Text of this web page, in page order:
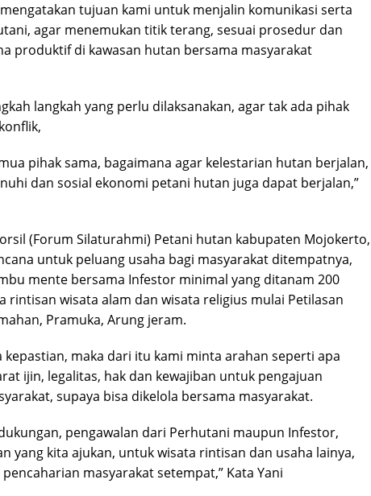
tujuan kami untuk menjalin komunikasi serta
agar menemukan titik terang, sesuai prosedur dan
produktif di kawasan hutan bersama masyarakat
langkah yang perlu dilaksanakan, agar tak ada pihak
pihak sama, bagaimana agar kelestarian hutan berjalan,
dan sosial ekonomi petani hutan juga dapat berjalan,”
(Forum Silaturahmi) Petani hutan kabupaten Mojokerto,
untuk peluang usaha bagi masyarakat ditempatnya,
mente bersama Infestor minimal yang ditanam 200
rintisan wisata alam dan wisata religius mulai Petilasan
Pramuka, Arung jeram.
kepastian, maka dari itu kami minta arahan seperti apa
ijin, legalitas, hak dan kewajiban untuk pengajuan
supaya bisa dikelola bersama masyarakat.
pengawalan dari Perhutani maupun Infestor,
yang kita ajukan, untuk wisata rintisan dan usaha lainya,
masyarakat setempat,” Kata Yani